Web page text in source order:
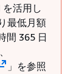
活用し
最低月額
間 365 日
」を参照